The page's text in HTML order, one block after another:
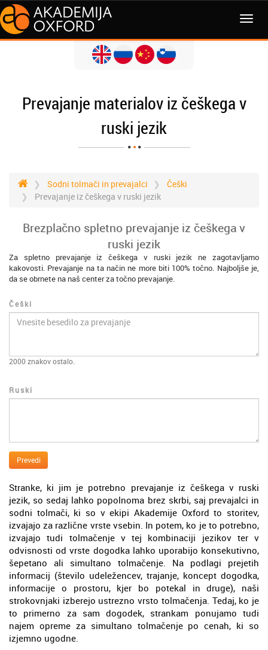
MENI
Prevajanje materialov iz češkega v
ruski jezik
Sodni tolmači in prevajalci
Češki
Prevajanje iz češkega v ruski jezik
Brezplačno spletno prevajanje iz češkega v
ruski jezik
Za spletno prevajanje iz češkega v ruski jezik ne zagotavljamo
kakovosti. Prevajanje na ta način ne more biti 100% točno. Najboljše je,
da se obrnete na naš center za točno prevajanje.
Češki
2000 znakov ostalo.
Ruski
Prevedi
Stranke, ki jim je potrebno prevajanje iz češkega v ruski
jezik, so sedaj lahko popolnoma brez skrbi, saj prevajalci in
sodni tolmači, ki so v ekipi Akademije Oxford to storitev,
izvajajo za različne vrste vsebin. In potem, ko je to potrebno,
izvajajo tudi tolmačenje v tej kombinaciji jezikov ter v
odvisnosti od vrste dogodka lahko uporabijo konsekutivno,
šepetano ali simultano tolmačenje. Na podlagi prejetih
informacij (število udeležencev, trajanje, koncept dogodka,
informacije o prostoru, kjer bo potekal in druge), naši
strokovnjaki izberejo ustrezno vrsto tolmačenja. Tedaj, ko je
to primerno za sam dogodek, strankam ponujamo tudi
najem opreme za simultano tolmačenje po cenah, ki so
izjemno ugodne.